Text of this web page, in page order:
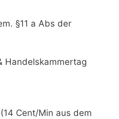
§11 a Abs der
Handelskammertag
Cent/Min aus dem